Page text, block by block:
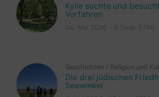
Kylie suchte und
Vorfahren
Geschichten / Religion und
Die drei jüdischen
Seewinkel